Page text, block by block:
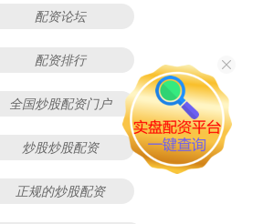
配资论坛
配资排行
全国炒股配资门户
炒股炒股配资
正规的炒股配资